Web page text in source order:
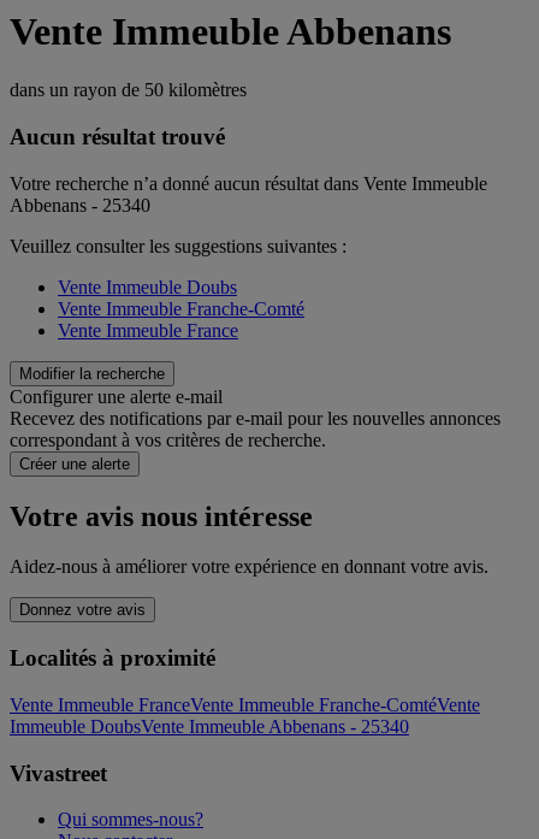
Vente Immeuble Abbenans
dans un rayon de 50 kilomètres
Aucun résultat trouvé
Votre recherche n’a donné aucun résultat dans Vente Immeuble
Abbenans - 25340
Veuillez consulter les suggestions suivantes :
Vente Immeuble Doubs
Vente Immeuble Franche-Comté
Vente Immeuble France
Modifier la recherche
Configurer une alerte e-mail
Recevez des notifications par e-mail pour les nouvelles annonces
correspondant à vos critères de recherche.
Créer une alerte
Votre avis nous intéresse
Aidez-nous à améliorer votre expérience en donnant votre avis.
Donnez votre avis
Localités à proximité
Vente Immeuble FranceVente Immeuble Franche-ComtéVente
Immeuble DoubsVente Immeuble Abbenans - 25340
Vivastreet
Qui sommes-nous?